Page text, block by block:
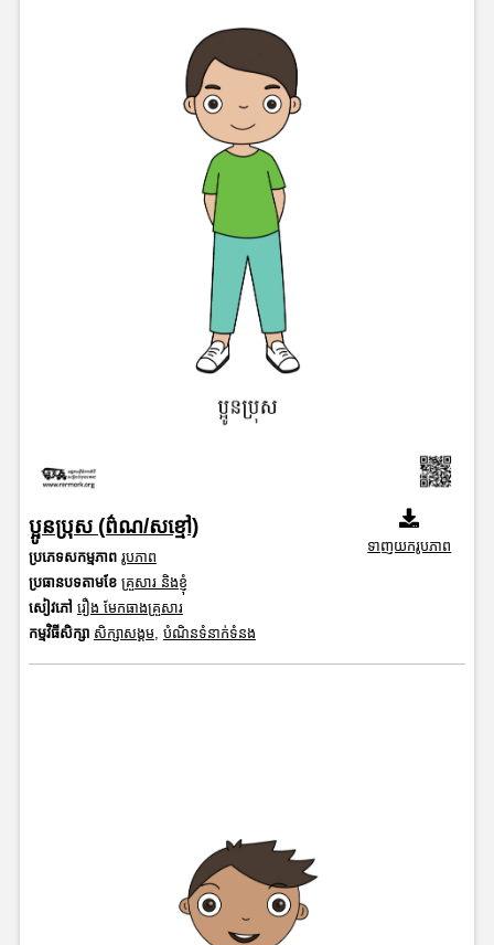
ប្អូនប្រុស (ព៌ណ/សខ្មៅ)
ប្រភេទសកម្មភាព រូបភាព
ប្រធានបទតាមខែ គ្រួសារ និងខ្ញុំ
សៀវភៅ រឿង មែកធាងគ្រួសារ
កម្មវិធីសិក្សា សិក្សាសង្គម, បំណិនទំនាក់ទំនង
ទាញយករូបភាព